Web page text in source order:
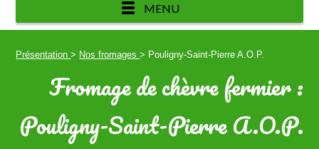
MENU
Présentation> Nos fromages> Pouligny-Saint-Pierre A.O.P.
Fromage de chèvre fermier :
Pouligny-Saint-Pierre A.O.P.